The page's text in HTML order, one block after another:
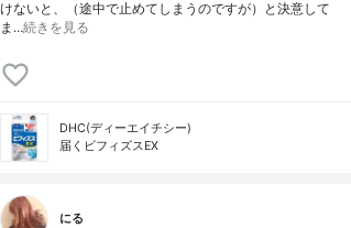
けないと、（途中で止めてしまうのですが）と決意して
ま…続きを見る
DHC(ディーエイチシー)
届くビフィズスEX
にる